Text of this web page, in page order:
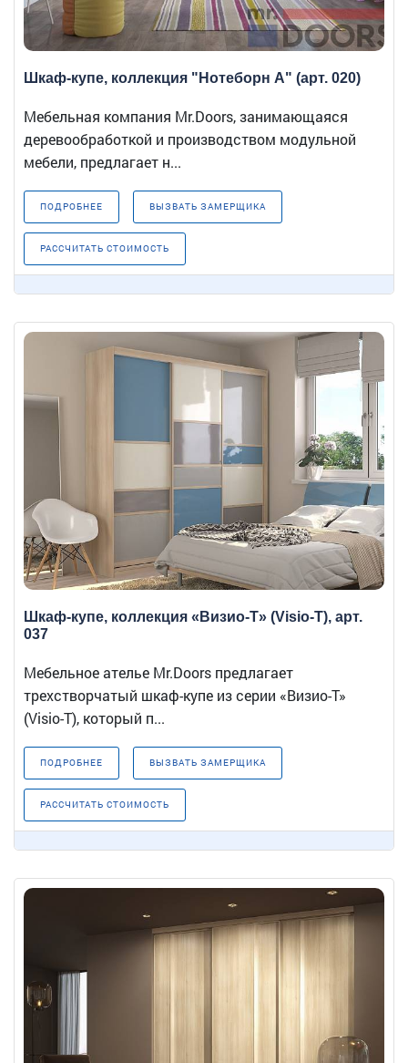
Шкаф-купе, коллекция "Нотеборн А" (арт. 020)
Мебельная компания Mr.Doors, занимающаяся
деревообработкой и производством модульной
мебели, предлагает н...
ПОДРОБНЕЕ ВЫЗВАТЬ ЗАМЕРЩИКА
РАССЧИТАТЬ СТОИМОСТЬ
Шкаф-купе, коллекция «Визио-Т» (Visio-T), арт.
037
Мебельное ателье Mr.Doors предлагает
трехстворчатый шкаф-купе из серии «Визио-Т»
(Visio-T), который п...
ПОДРОБНЕЕ ВЫЗВАТЬ ЗАМЕРЩИКА
РАССЧИТАТЬ СТОИМОСТЬ